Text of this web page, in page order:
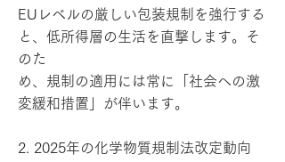
EUレベルの厳しい包装規制を強行する
と、低所得層の生活を直撃します。そ
のた
め、規制の適用には常に「社会への激
変緩和措置」が伴います。
2. 2025年の化学物質規制法改定動向